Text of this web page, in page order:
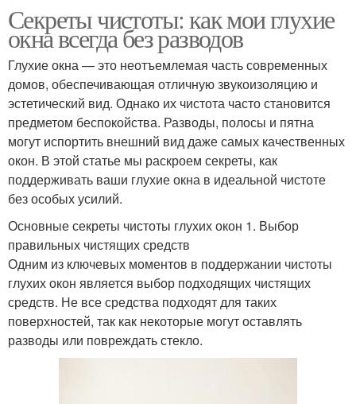
Секреты чистоты: как мои глухие
окна всегда без разводов
Глухие окна — это неотъемлемая часть современных
домов, обеспечивающая отличную звукоизоляцию и
эстетический вид. Однако их чистота часто становится
предметом беспокойства. Разводы, полосы и пятна
могут испортить внешний вид даже самых качественных
окон. В этой статье мы раскроем секреты, как
поддерживать ваши глухие окна в идеальной чистоте
без особых усилий.
Основные секреты чистоты глухих окон 1. Выбор
правильных чистящих средств
Одним из ключевых моментов в поддержании чистоты
глухих окон является выбор подходящих чистящих
средств. Не все средства подходят для таких
поверхностей, так как некоторые могут оставлять
разводы или повреждать стекло.